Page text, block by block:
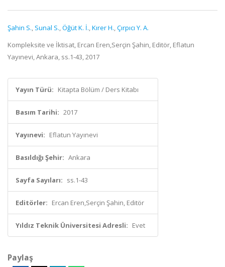
Şahin S., Sunal S.,Öğüt K. İ.,Kırer H.,Çırpıcı Y. A.
Kompleksite ve İktisat, Ercan Eren,Serçin Şahin, Editör, Eflatun
Yayınevi, Ankara, ss.1-43, 2017
Yayın Türü: Kitapta Bölüm / Ders Kitabı
Basım Tarihi: 2017
Yayınevi: Eflatun Yayınevi
Basıldığı Şehir: Ankara
Sayfa Sayıları: ss.1-43
Editörler: Ercan Eren,Serçin Şahin, Editör
Yıldız Teknik Üniversitesi Adresli: Evet
Paylaş